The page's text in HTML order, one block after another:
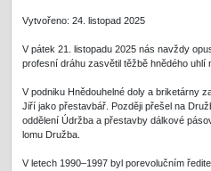
Vytvořeno: 24. listopad 2025
V pátek 21. listopadu 2025 nás navždy
profesní dráhu zasvětil těžbě hnědého uhlí
V podniku Hnědouhelné doly a briketárny
Jiří jako přestavbář. Později přešel na
oddělení Údržba a přestavby dálkové
lomu Družba.
V letech 1990–1997 byl porevolučním